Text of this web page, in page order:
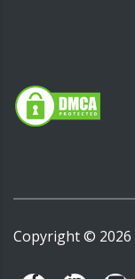
Copyright © 2026